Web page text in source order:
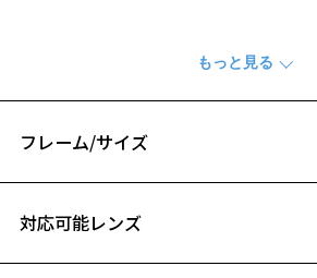
(万が一破損した場合も交換可能です。)
シリコン鼻PADとなっています。
クラシカルなデザインで、男女問わず使いやす
※柄や色味の出方に個体差があり、画像と異
Zoff SMART (ゾフ・スマート) ページをみる
フレーム/サイズ
対応可能レンズ